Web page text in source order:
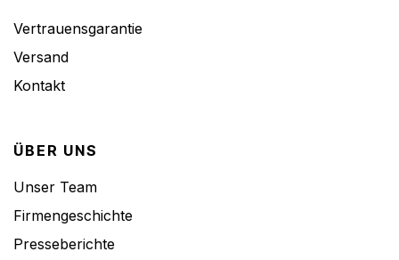
Vertrauensgarantie
Versand
Kontakt
ÜBER UNS
Unser Team
Firmengeschichte
Presseberichte